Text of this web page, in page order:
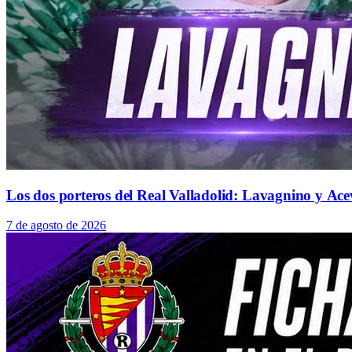
Los dos porteros del Real Valladolid: Lavagnino y
7 de agosto de 2026